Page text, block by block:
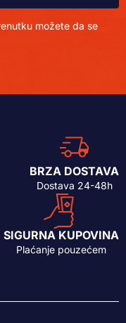
možete da se
BRZA DOSTAVA
Dostava 24-48h
SIGURNA KUPOVINA
Plaćanje pouzećem